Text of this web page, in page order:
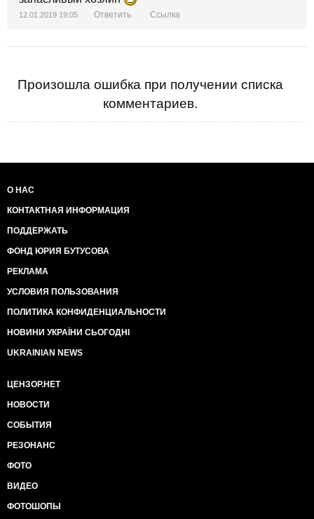
12.01.2019 19:05 Ответить Ссылка
Произошла ошибка при получении списка
комментариев.
О НАС
КОНТАКТНАЯ ИНФОРМАЦИЯ
ПОДДЕРЖАТЬ
ФОНД ЮРИЯ БУТУСОВА
РЕКЛАМА
УСЛОВИЯ ПОЛЬЗОВАНИЯ
ПОЛИТИКА КОНФИДЕНЦИАЛЬНОСТИ
НОВИНИ УКРАЇНИ СЬОГОДНІ
UKRAINIAN NEWS
ЦЕНЗОР.НЕТ
НОВОСТИ
СОБЫТИЯ
РЕЗОНАНС
ФОТО
ВИДЕО
ФОТОШОПЫ